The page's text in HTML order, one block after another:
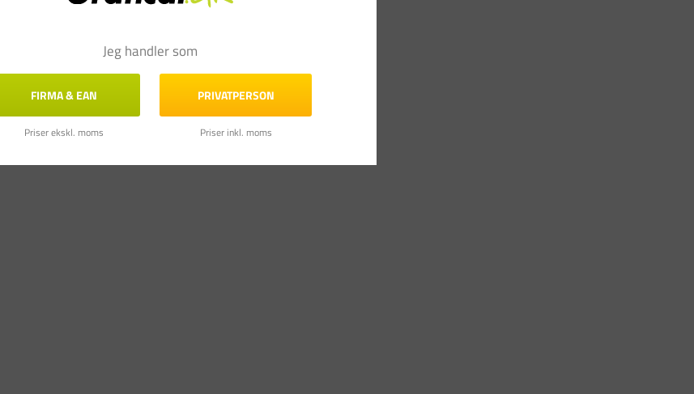
Jeg handler som
FIRMA & EAN
Priser ekskl. moms
PRIVATPERSON
Priser inkl. moms